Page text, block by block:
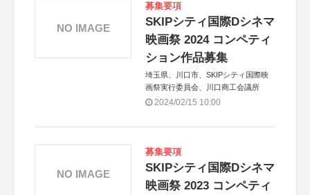
募集要項
SKIPシティ国際Dシネマ
映画祭 2024 コンペティ
ション作品募集
埼玉県、川口市、SKIPシティ国際映
画祭実行委員会、川口商工会議所
2024/02/15 10:00
NO IMAGE
募集要項
SKIPシティ国際Dシネマ
映画祭 2023 コンペティ
NO IMAGE